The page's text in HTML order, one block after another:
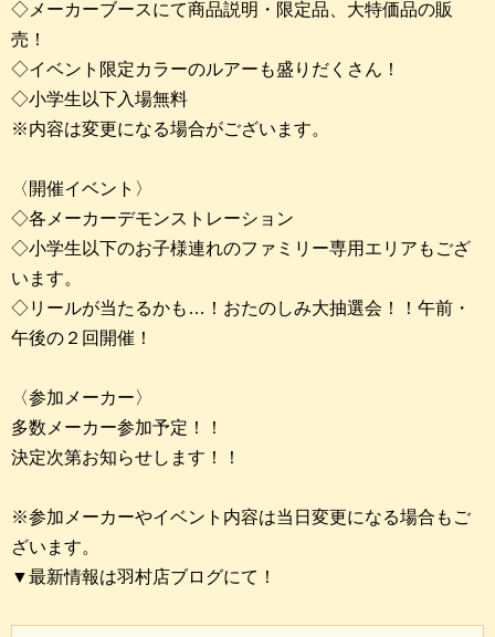
◇メーカーブースにて商品説明・限定品、大特価品の販
売！
◇イベント限定カラーのルアーも盛りだくさん！
◇小学生以下入場無料
※内容は変更になる場合がございます。
〈開催イベント〉
◇各メーカーデモンストレーション
◇小学生以下のお子様連れのファミリー専用エリアもござ
います。
◇リールが当たるかも…！おたのしみ大抽選会！！午前・
午後の２回開催！
〈参加メーカー〉
多数メーカー参加予定！！
決定次第お知らせします！！
※参加メーカーやイベント内容は当日変更になる場合もご
ざいます。
▼最新情報は羽村店ブログにて！